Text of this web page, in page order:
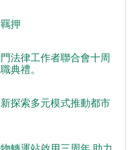
押
法律工作者聯合會十周
典禮。
探索多元模式推動都市